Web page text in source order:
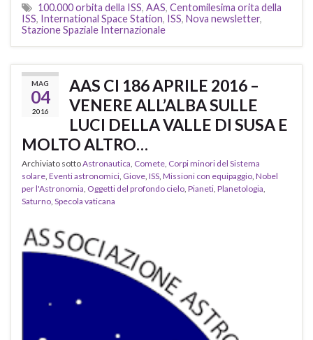
100.000 orbita della ISS, AAS, Centomilesima orita della
ISS, International Space Station, ISS, Nova newsletter,
Stazione Spaziale Internazionale
MAG
04
2016
AAS CI 186 APRILE 2016 –
VENERE ALL’ALBA SULLE
LUCI DELLA VALLE DI SUSA E
MOLTO ALTRO…
Archiviato sottoAstronautica Comete Corpi minori del Sistema
solare Eventi astronomici Giove ISS Missioni con equipaggio Nobel
per l'Astronomia Oggetti del profondo cielo Pianeti Planetologia
Saturno Specola vaticana